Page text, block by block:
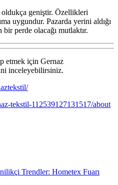
oldukça geniştir. Özellikleri
uygundur. Pazarda yerini aldığı
perde olacağı mutlaktır.
etmek için Gernaz
inceleyebilirsiniz.
tekstil-112539127131517/about
Trendler: Hometex Fuarı